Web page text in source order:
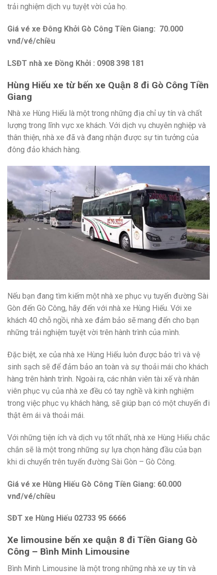
trải nghiệm dịch vụ tuyệt vời của họ.
Giá vé xe Đông Khởi Gò Công Tiền Giang: 70.000
vnđ/vé/chiều
LSĐT nhà xe Đồng Khởi : 0908 398 181
Hùng Hiếu xe từ bến xe Quận 8 đi Gò Công Tiền
Giang
Nhà xe Hùng Hiếu là một trong những địa chỉ uy tín và chất
lượng trong lĩnh vực xe khách. Với dịch vụ chuyên nghiệp và
thân thiện, nhà xe đã và đang nhận được sự tin tưởng của
đông đảo khách hàng.
Nếu bạn đang tìm kiếm một nhà xe phục vụ tuyến đường Sài
Gòn đến Gò Công, hãy đến với nhà xe Hùng Hiếu. Với xe
khách 40 chỗ ngồi, nhà xe đảm bảo sẽ mang đến cho bạn
những trải nghiệm tuyệt vời trên hành trình của mình.
Đặc biệt, xe của nhà xe Hùng Hiếu luôn được bảo trì và vệ
sinh sạch sẽ để đảm bảo an toàn và sự thoải mái cho khách
hàng trên hành trình. Ngoài ra, các nhân viên tài xế và nhân
viên phục vụ của nhà xe đều có tay nghề và kinh nghiệm
trong việc phục vụ khách hàng, sẽ giúp bạn có một chuyến đi
thật êm ái và thoải mái.
Với những tiện ích và dịch vụ tốt nhất, nhà xe Hùng Hiếu chắc
chắn sẽ là một trong những sự lựa chọn hàng đầu của bạn
khi di chuyển trên tuyến đường Sài Gòn – Gò Công.
Giá vé xe Hùng Hiếu Gò Công Tiền Giang: 60.000
vnđ/vé/chiều
SĐT xe Hùng Hiếu 02733 95 6666
Xe limousine bến xe quận 8 đi Tiền Giang Gò
Công – Bình Minh Limousine
Bình Minh Limousine là một trong những nhà xe uy tín và